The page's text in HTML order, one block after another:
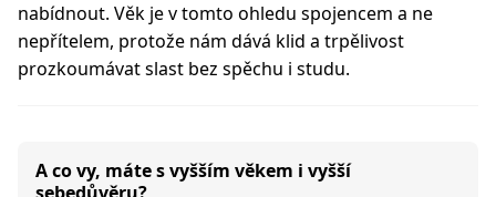
nabídnout. Věk je v tomto ohledu spojencem a ne
nepřítelem, protože nám dává klid a trpělivost
prozkoumávat slast bez spěchu i studu.
A co vy, máte s vyšším věkem i vyšší